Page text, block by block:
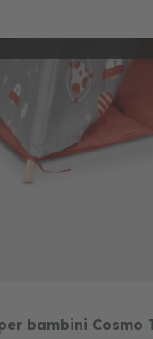
bambini Cosmo